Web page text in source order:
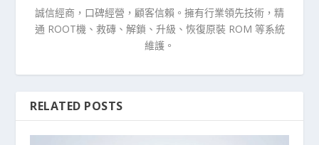
誠信經商，口碑經營，顧客信賴。擁有行業領先技術，精
通 ROOT機、救磚、解鎖、升級、恢復原裝 ROM 等系統
維護。
RELATED POSTS